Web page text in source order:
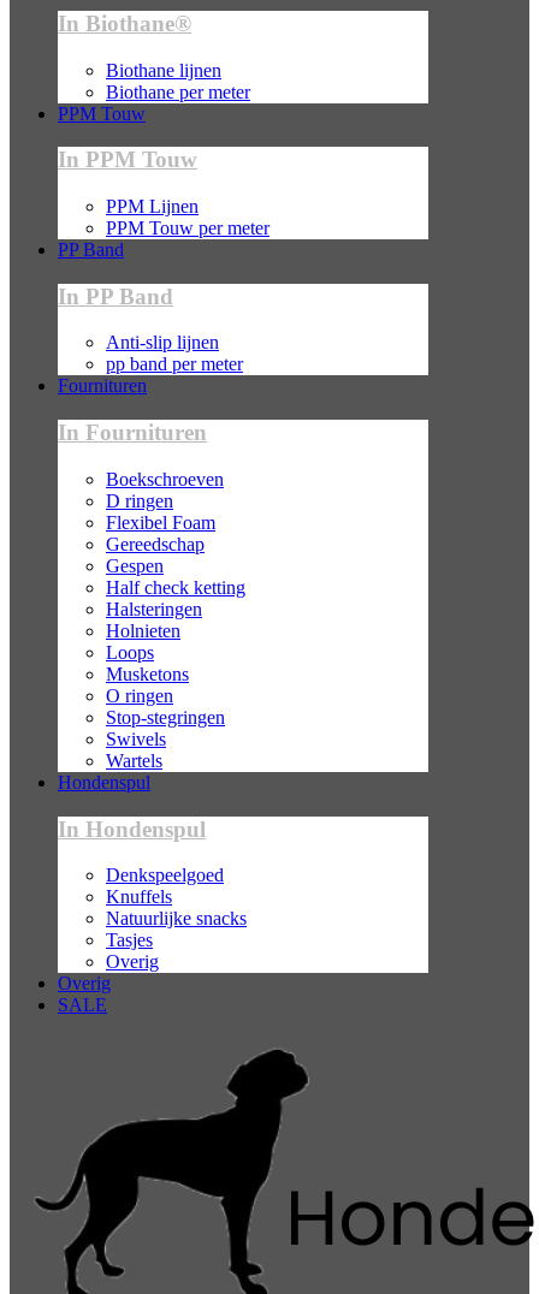
In Biothane®
Biothane lijnen
Biothane per meter
PPM Touw
In PPM Touw
PPM Lijnen
PPM Touw per meter
PP Band
In PP Band
Anti-slip lijnen
pp band per meter
Fournituren
In Fournituren
Boekschroeven
D ringen
Flexibel Foam
Gereedschap
Gespen
Half check ketting
Halsteringen
Holnieten
Loops
Musketons
O ringen
Stop-stegringen
Swivels
Wartels
Hondenspul
In Hondenspul
Denkspeelgoed
Knuffels
Natuurlijke snacks
Tasjes
Overig
Overig
SALE